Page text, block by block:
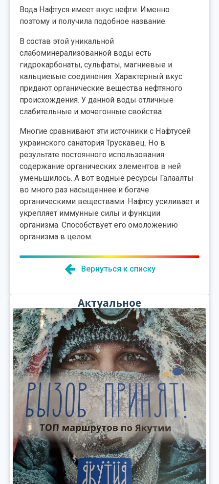
Вода Нафтуся имеет вкус нефти. Именно
поэтому и получила подобное название.
В состав этой уникальной
слабоминерализованной воды есть
гидрокарбонаты, сульфаты, магниевые и
кальциевые соединения. Характерный вкус
придают органические вещества нефтяного
происхождения. У данной воды отличные
слабительные и мочегонные свойства.
Многие сравнивают эти источники с Нафтусей
украинского санатория Трускавец. Но в
результате постоянного использования
содержание органических элементов в ней
уменьшилось. А вот водные ресурсы Галаалты
во много раз насыщеннее и богаче
органическими веществами. Нафтсу усиливает и
укрепляет иммунные силы и функции
организма. Способствует его омоложению
организма в целом.
Вернуться к списку
Актуальное